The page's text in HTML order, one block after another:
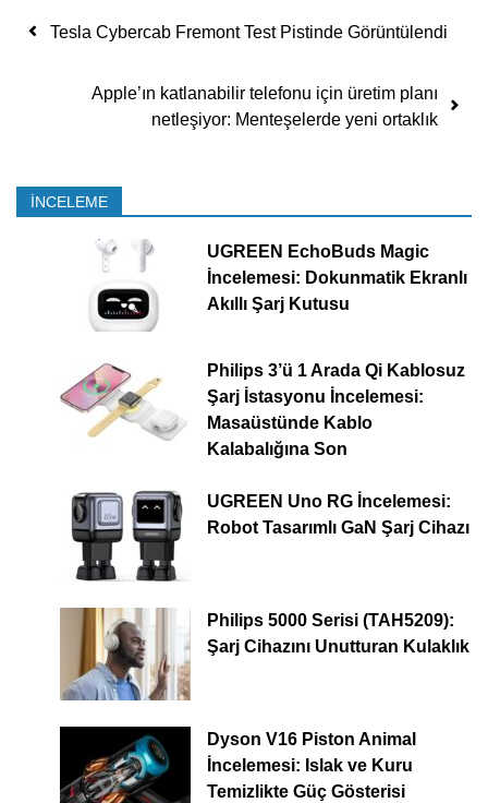
Yazı dolaşımı
Tesla Cybercab Fremont Test Pistinde Görüntülendi
Apple’ın katlanabilir telefonu için üretim planı
netleşiyor: Menteşelerde yeni ortaklık
İNCELEME
UGREEN EchoBuds Magic
İncelemesi: Dokunmatik Ekranlı
Akıllı Şarj Kutusu
Philips 3’ü 1 Arada Qi Kablosuz
Şarj İstasyonu İncelemesi:
Masaüstünde Kablo
Kalabalığına Son
UGREEN Uno RG İncelemesi:
Robot Tasarımlı GaN Şarj Cihazı
Philips 5000 Serisi (TAH5209):
Şarj Cihazını Unutturan Kulaklık
Dyson V16 Piston Animal
İncelemesi: Islak ve Kuru
Temizlikte Güç Gösterisi